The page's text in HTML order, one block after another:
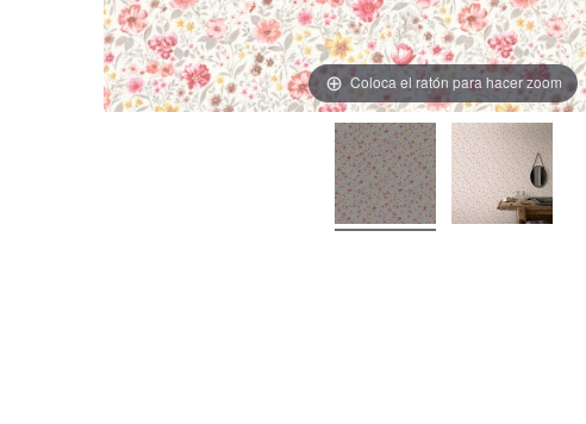
Coloca el ratón para hacer zoom